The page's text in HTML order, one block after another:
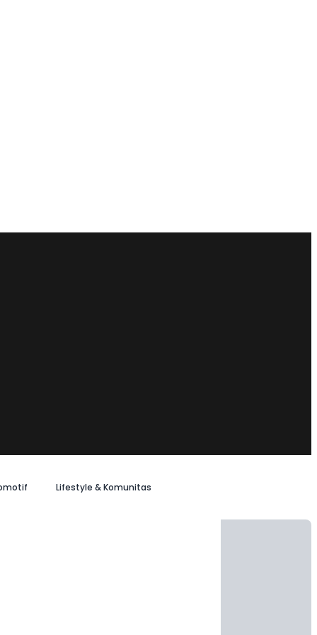
Lifestyle & Komunitas